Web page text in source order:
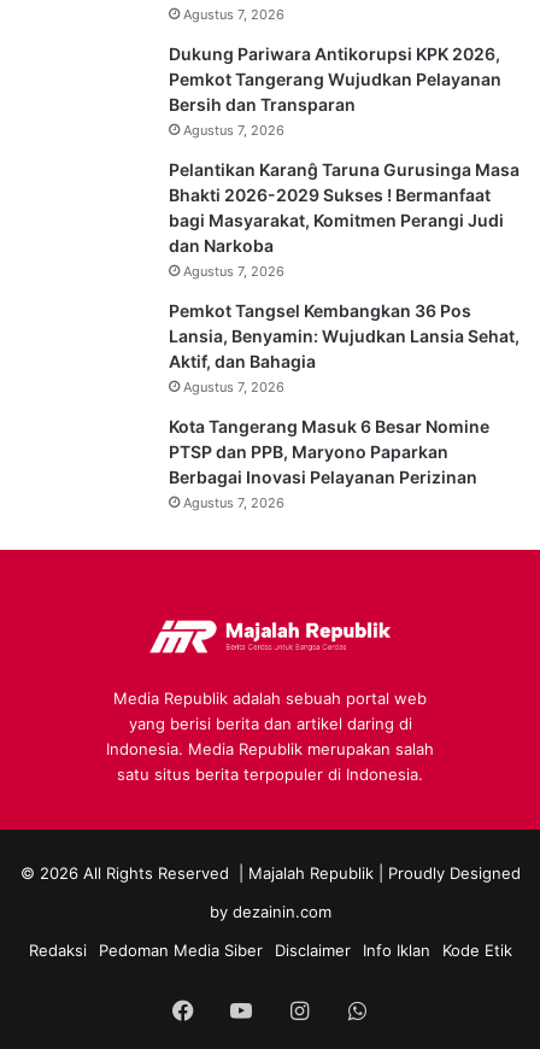
Agustus 7, 2026
Dukung Pariwara Antikorupsi KPK 2026,
Pemkot Tangerang Wujudkan Pelayanan
Bersih dan Transparan
Agustus 7, 2026
Pelantikan Karanĝ Taruna Gurusinga Masa
Bhakti 2026-2029 Sukses ! Bermanfaat
bagi Masyarakat, Komitmen Perangi Judi
dan Narkoba
Agustus 7, 2026
Pemkot Tangsel Kembangkan 36 Pos
Lansia, Benyamin: Wujudkan Lansia Sehat,
Aktif, dan Bahagia
Agustus 7, 2026
Kota Tangerang Masuk 6 Besar Nomine
PTSP dan PPB, Maryono Paparkan
Berbagai Inovasi Pelayanan Perizinan
Agustus 7, 2026
Media Republik adalah sebuah portal web
yang berisi berita dan artikel daring di
Indonesia. Media Republik merupakan salah
satu situs berita terpopuler di Indonesia.
© 2026 All Rights Reserved | Majalah Republik| Proudly Designed
by dezainin.com
Redaksi
Pedoman Media Siber Disclaimer Info Iklan Kode Etik
Facebook
YouTubeInstagramWhatsApp